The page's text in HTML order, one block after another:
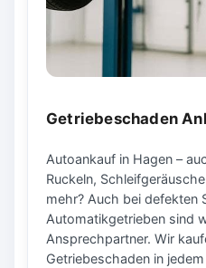
Getriebeschaden
Autoankauf in Hagen –
Ruckeln,
mehr? Auch bei defekten
Automatikgetrieben sind
Ansprechpartner. Wir
Getriebeschaden in